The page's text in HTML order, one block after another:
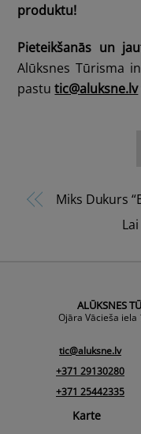
produktu!
Pieteikšanās un
Alūksnes Tūrisma
pastutic@aluksne.lv
Miks Dukurs
ALŪKSNES
Ojāra Vācieša iela
tic@aluksne.lv
+371 29130280
+371 25442335
Karte